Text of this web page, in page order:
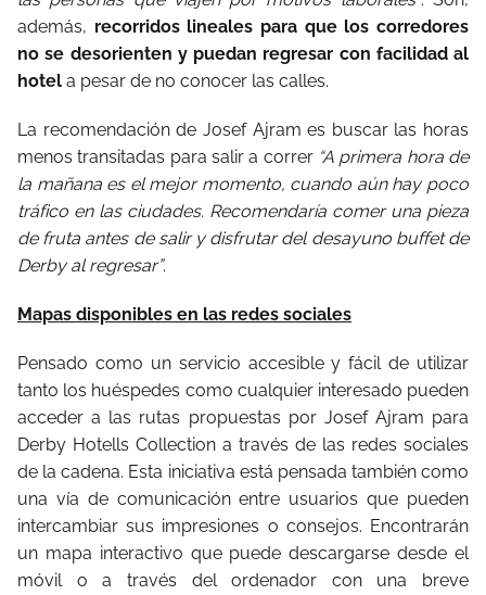
además, recorridos lineales para que los corredores
no se desorienten y puedan regresar con facilidad al
hotel a pesar de no conocer las calles.
La recomendación de Josef Ajram es buscar las horas
menos transitadas para salir a correr “A primera hora de
la mañana es el mejor momento, cuando aún hay poco
tráfico en las ciudades. Recomendaría comer una pieza
de fruta antes de salir y disfrutar del desayuno buffet de
Derby al regresar”.
Mapas disponibles en las redes sociales
Pensado como un servicio accesible y fácil de utilizar
tanto los huéspedes como cualquier interesado pueden
acceder a las rutas propuestas por Josef Ajram para
Derby Hotells Collection a través de las redes sociales
de la cadena. Esta iniciativa está pensada también como
una vía de comunicación entre usuarios que pueden
intercambiar sus impresiones o consejos. Encontrarán
un mapa interactivo que puede descargarse desde el
móvil o a través del ordenador con una breve